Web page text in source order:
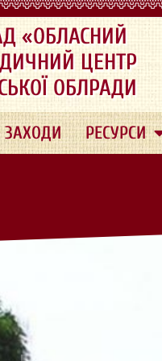
«ОБЛАСНИЙ
ЦЕНТР
ОБЛРАДИ
ЗАХОДИ РЕСУРСИ